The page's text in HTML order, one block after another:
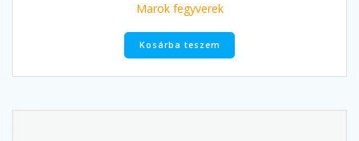
Marok fegyverek
Kosárba teszem